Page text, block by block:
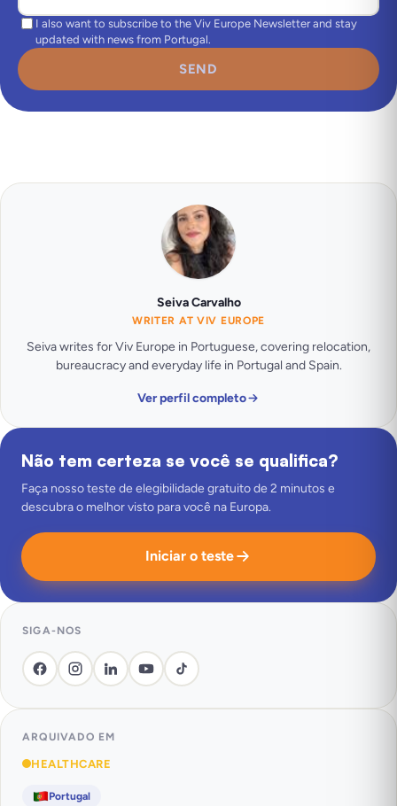
I also want to subscribe to the Viv Europe Newsletter and stay
updated with news from Portugal.
SEND
Seiva Carvalho
WRITER AT VIV EUROPE
Seiva writes for Viv Europe in Portuguese, covering relocation,
bureaucracy and everyday life in Portugal and Spain.
Ver perfil completo
Não tem certeza se você se qualifica?
Faça nosso teste de elegibilidade gratuito de 2 minutos e
descubra o melhor visto para você na Europa.
Iniciar o teste
SIGA-NOS
ARQUIVADO EM
HEALTHCARE
Portugal